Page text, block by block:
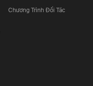
Chương Trình Đối Tác